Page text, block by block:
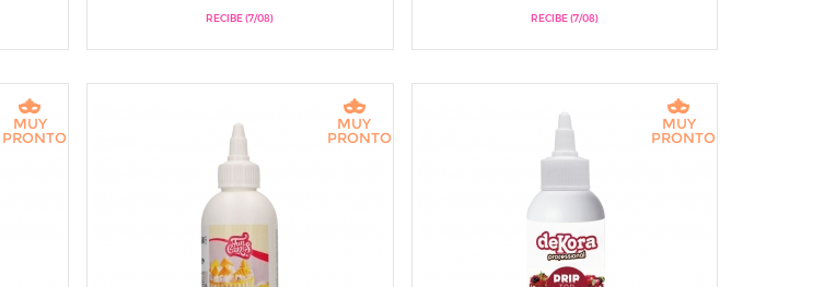
RECIBE (7/08) RECIBE (7/08)
MUY
PRONTO
MUY
PRONTO
MUY
PRONTO